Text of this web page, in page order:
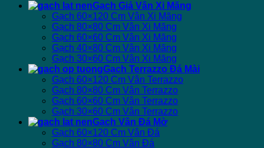
Gạch Giả Vân Xi Măng
Gạch 60×120 Cm Vân Xi Măng
Gạch 80×80 Cm Vân Xi Măng
Gạch 60×60 Cm Vân Xi Măng
Gạch 40×80 Cm Vân Xi Măng
Gạch 30×60 Cm Vân Xi Măng
Gạch Terrazzo Đá Mài
Gạch 60×120 Cm Vân Terrazzo
Gạch 80×80 Cm Vân Terrazzo
Gạch 60×60 Cm Vân Terrazzo
Gạch 30×60 Cm Vân Terrazzo
Gạch Vân Đá Mờ
Gạch 60×120 Cm Vân Đá
Gạch 80×80 Cm Vân Đá